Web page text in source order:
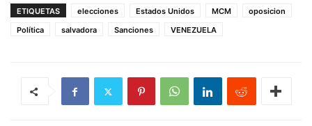
ETIQUETAS elecciones Estados Unidos MCM
oposicion
Política
salvadora Sanciones VENEZUELA